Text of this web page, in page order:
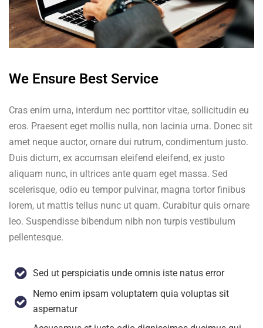
We Ensure Best Service
Cras enim urna, interdum nec porttitor vitae, sollicitudin eu
eros. Praesent eget mollis nulla, non lacinia urna. Donec sit
amet neque auctor, ornare dui rutrum, condimentum justo.
Duis dictum, ex accumsan eleifend eleifend, ex justo
aliquam nunc, in ultrices ante quam eget massa. Sed
scelerisque, odio eu tempor pulvinar, magna tortor finibus
lorem, ut mattis tellus nunc ut quam. Curabitur quis ornare
leo. Suspendisse bibendum nibh non turpis vestibulum
pellentesque.
Sed ut perspiciatis unde omnis iste natus error
Nemo enim ipsam voluptatem quia voluptas sit
aspernatur